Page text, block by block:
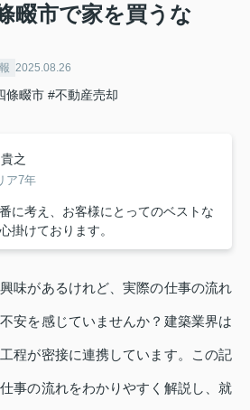
畷市で家を買うな
2025.08.26
條畷市 #不動産売却
之
ア7年
に考え、お客様にとってのベストな
掛けております。
味があるけれど、実際の仕事の流れ
安を感じていませんか？建築業界は
程が密接に連携しています。この記
事の流れをわかりやすく解説し、就